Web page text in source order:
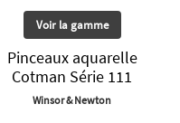
Voir la gamme
Pinceaux aquarelle
Cotman Série 111
Winsor & Newton